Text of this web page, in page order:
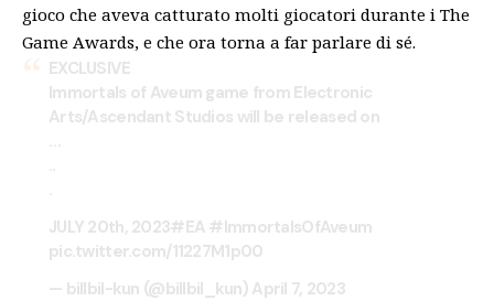
gioco che aveva catturato molti giocatori durante i The
Game Awards, e che ora torna a far parlare di sé.
EXCLUSIVE
Immortals of Aveum game from Electronic
Arts/Ascendant Studios will be released on
JULY 20th, 2023#EA #ImmortalsOfAveum
pic.twitter.com/11227M1p00
— billbil-kun (@billbil_kun) April 7, 2023